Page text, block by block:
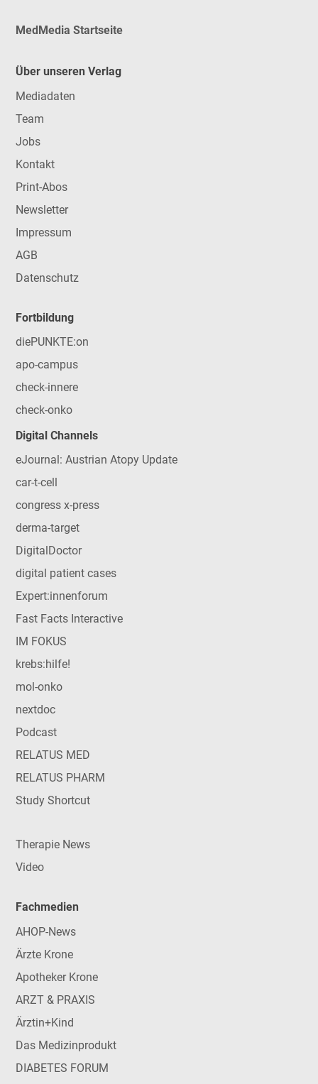
MedMedia Startseite
Über unseren Verlag
Mediadaten
Team
Jobs
Kontakt
Print-Abos
Newsletter
Impressum
AGB
Datenschutz
Fortbildung
diePUNKTE:on
apo-campus
check-innere
check-onko
Digital Channels
eJournal: Austrian Atopy Update
car-t-cell
congress x-press
derma-target
DigitalDoctor
digital patient cases
Expert:innenforum
Fast Facts Interactive
IM FOKUS
krebs:hilfe!
mol-onko
nextdoc
Podcast
RELATUS MED
RELATUS PHARM
Study Shortcut
Therapie News
Video
Fachmedien
AHOP-News
Ärzte Krone
Apotheker Krone
ARZT & PRAXIS
Ärztin+Kind
Das Medizinprodukt
DIABETES FORUM